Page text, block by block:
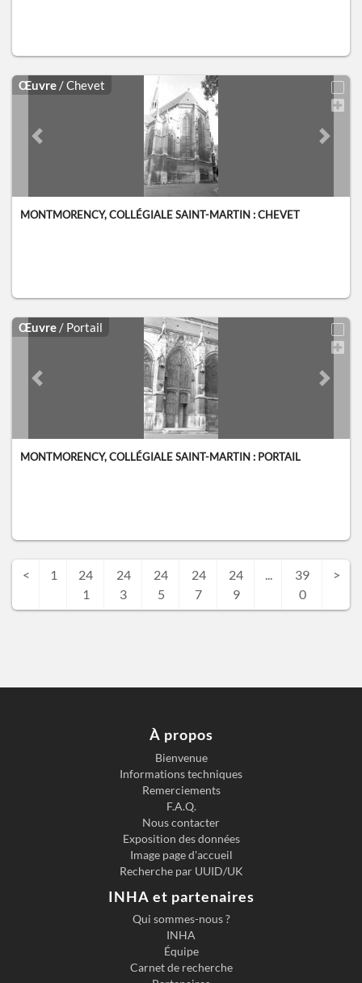
Œuvre / Chevet
Previous slide Next
MONTMORENCY, COLLÉGIALE SAINT-MARTIN : CHEVET
Œuvre / Portail
Previous slide Next
MONTMORENCY, COLLÉGIALE SAINT-MARTIN : PORTAIL
< 1
24
1
24
3
24
5
24
7
24
9
...
39
0
>
À propos
Bienvenue
Informations techniques
Remerciements
F.A.Q.
Nous contacter
Exposition des données
Image page d'accueil
Recherche par UUID/UK
INHA et partenaires
Qui sommes-nous ?
INHA
Équipe
Carnet de recherche